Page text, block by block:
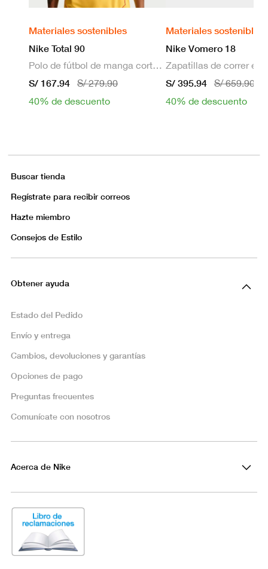
Materiales sostenibles
Nike Total 90
Polo de fútbol de manga corta Dri-FIT para hombre
S/ 167.94
S/ 279.90
40% de descuento
Materiales sostenibles
Nike Vomero 18
S/ 395.94
S/ 659.90
40% de descuento
Buscar tienda
Regístrate para recibir correos
Hazte miembro
Consejos de Estilo
Obtener ayuda
Estado del Pedido
Envío y entrega
Cambios, devoluciones y garantías
Opciones de pago
Preguntas frecuentes
Comunícate con nosotros
Acerca de Nike